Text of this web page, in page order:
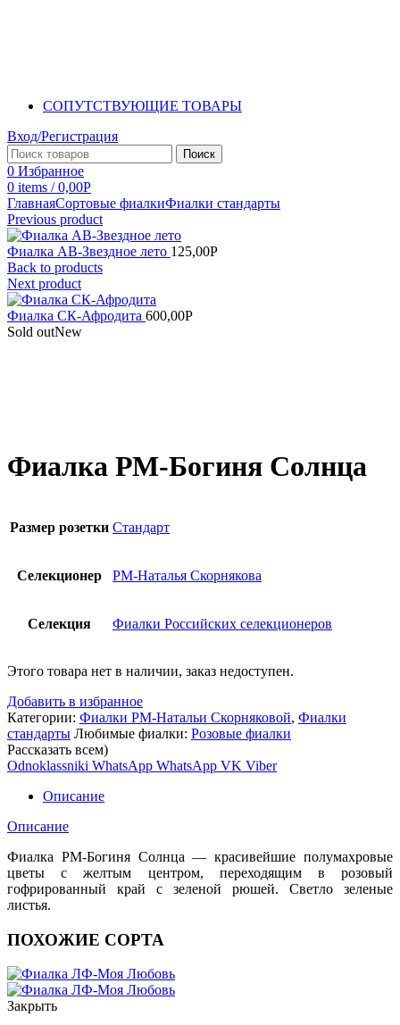
СОПУТСТВУЮЩИЕ ТОВАРЫ
Вход/Регистрация
Поиск
0 Избранное
0 items / 0,00Р
ГлавнаяСортовые фиалкиФиалки стандарты
Previous product
Фиалка АВ-Звездное лето 125,00Р
Back to products
Next product
Фиалка СК-Афродита 600,00Р
Sold outNew
Фиалка РМ-Богиня Солнца
Размер розетки Стандарт
Селекционер РМ-Наталья Скорнякова
Селекция Фиалки Российских селекционеров
Этого товара нет в наличии, заказ недоступен.
Добавить в избранное
Категории: Фиалки РМ-Натальи Скорняковой, Фиалки
стандарты Любимые фиалки: Розовые фиалки
Рассказать всем)
Odnoklassniki WhatsApp WhatsApp VK Viber
Описание
Описание
Фиалка РМ-Богиня Солнца — красивейшие полумахровые
цветы с желтым центром, переходящим в розовый
гофрированный край с зеленой рюшей. Светло зеленые
листья.
ПОХОЖИЕ СОРТА
Закрыть